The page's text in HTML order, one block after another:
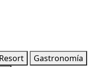
Gastronomía